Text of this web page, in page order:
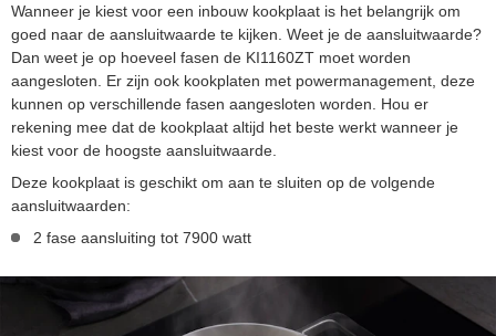
Wanneer je kiest voor een inbouw kookplaat is het belangrijk om
goed naar de aansluitwaarde te kijken. Weet je de aansluitwaarde?
Dan weet je op hoeveel fasen de KI1160ZT moet worden
aangesloten. Er zijn ook kookplaten met powermanagement, deze
kunnen op verschillende fasen aangesloten worden. Hou er
rekening mee dat de kookplaat altijd het beste werkt wanneer je
kiest voor de hoogste aansluitwaarde.
Deze kookplaat is geschikt om aan te sluiten op de volgende
aansluitwaarden:
2 fase aansluiting tot 7900 watt